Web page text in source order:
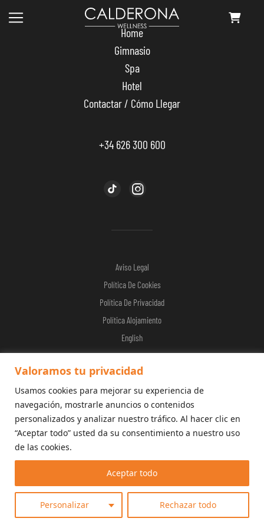
Valoramos tu privacidad
Usamos cookies para mejorar su experiencia de
navegación, mostrarle anuncios o contenidos
personalizados y analizar nuestro tráfico. Al hacer clic en
“Aceptar todo” usted da su consentimiento a nuestro uso
de las cookies.
Personalizar Rechazar todo
Aceptar todo
to
Home
Gimnasio
Spa
Hotel
Contactar / Cómo Llegar
+34 626 300 600
Aviso Legal
Política De Cookies
Política De Privacidad
Política Alojamiento
English
© 2026 Calderona Wellness